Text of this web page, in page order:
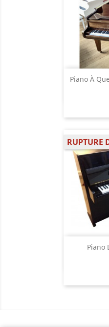
Piano À
Piano
RUPTURE
